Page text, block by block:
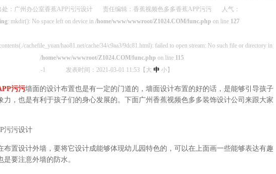
：广州办公室香蕉APP污污设计 责任编辑：香蕉视频色多多香蕉APP污污
人气：
: mkdir(): No space left on device in /home/www/wwwroot/Z1024.COM/func.php on line 127
cachefile_yuan/hao81.net/cache/34/c9aa3/9dc81.html): failed to open stream: No such file or directory in
/home/www/wwwroot/Z1024.COM/func.php on line 115
-1
发表时间：2021-03-01 11:53【 大 中 小】
污污墙面的设计布置也是有一定的门道的，墙面设计布置的好的话，是能够引导孩子
，也是有利于孩子们的身心发展的。下面广州香蕉视频色多多装饰设计公司来跟大家
在布置设计外墙，要将它设计成能够体现幼儿园特色的，可以在上面画一些能够表达有趣
是要注意外墙的防水。